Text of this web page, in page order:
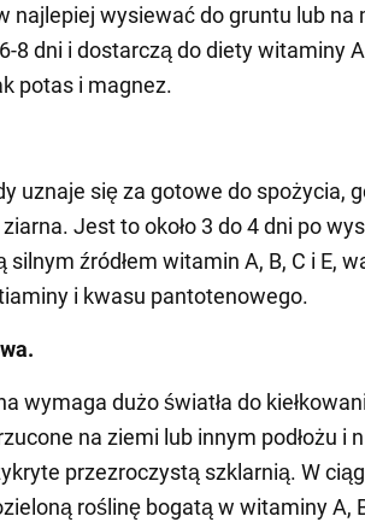
najlepiej wysiewać do gruntu lub na
8 dni i dostarczą do diety witaminy
potas i magnez.
uznaje się za gotowe do spożycia,
Jest to około 3 do 4 dni po
silnym źródłem witamin A, B, C i E,
i kwasu pantotenowego.
wymaga dużo światła do
na ziemi lub innym podłożu i
przezroczystą szklarnią. W
roślinę bogatą w witaminy A,